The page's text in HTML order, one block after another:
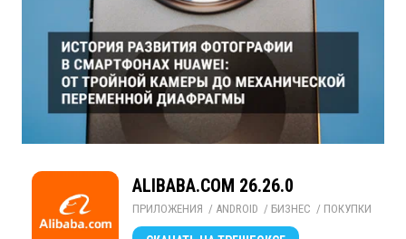
ALIBABA.COM 26.26.0
ПРИЛОЖЕНИЯ / ANDROID / БИЗНЕС / ПОКУПКИ